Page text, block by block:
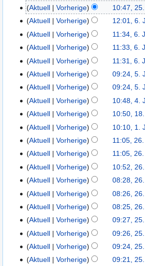
April
2026
25.
Februar
2026
Aktuell Vorherige 10:47,
6.
Januar
2026
Aktuell Vorherige 12:01, 6.
Aktuell
Vorherige 11:34, 6.
Aktuell
Vorherige 11:33, 6.
Aktuell
Vorherige 11:31, 6.
5.
Januar
2026
Aktuell Vorherige 09:24, 5.
Aktuell
Vorherige 09:24, 5.
4.
Januar
2026
Aktuell Vorherige 10:48, 4.
18.
August
2025
Aktuell Vorherige 10:50,
1.
Juli
2025
Aktuell Vorherige 10:10, 1.
26.
Juni
2025
Aktuell Vorherige 11:05,
Aktuell
Vorherige 11:05,
26.
März
2025
Aktuell Vorherige 10:52,
Aktuell
Vorherige 08:28,
Aktuell
Vorherige 08:26,
Aktuell
Vorherige 08:25,
25.
März
2025
Aktuell Vorherige 09:27,
Aktuell
Vorherige 09:26,
Aktuell
Vorherige 09:24,
Aktuell
Vorherige 09:21,